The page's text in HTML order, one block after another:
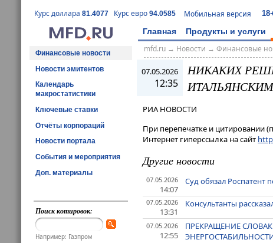
Курс доллара 81.4077 Курс евро 94.0585 Мобильная версия
Главная Продукты и услуги
Финансовые новости
Новости эмитентов
Календарь
макростатистики
Ключевые ставки
Отчёты корпораций
Новости портала
События и мероприятия
Доп. материалы
Поиск котировок:
Например: Газпром
mfd.ru→ Новости → Финансовые
07.05.2026
12:35
НИКАКИХ
РИА НОВОСТИ
При перепечатке и цитировании
Интернет гиперссылка на сайт
Другие новости
07.05.2026
14:07
Суд обязал Роспатент
07.05.2026
13:31
Консультанты
07.05.2026
12:55
ПРЕКРАЩЕНИЕ